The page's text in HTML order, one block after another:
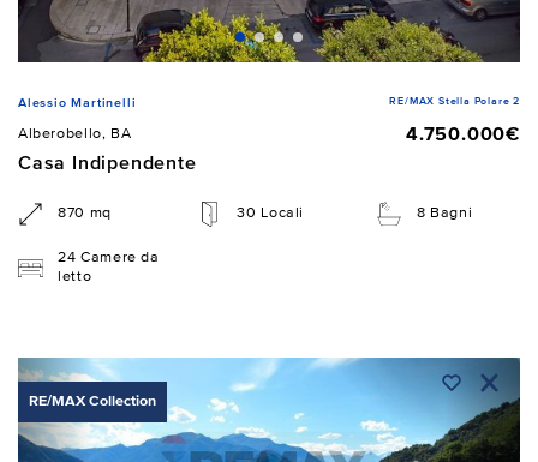
Alessio Martinelli RE/MAX Stella Polare 2
Alberobello, BA
4.750.000€
Casa Indipendente
870 mq 30 Locali 8 Bagni
24 Camere da
letto
RE/MAX Collection